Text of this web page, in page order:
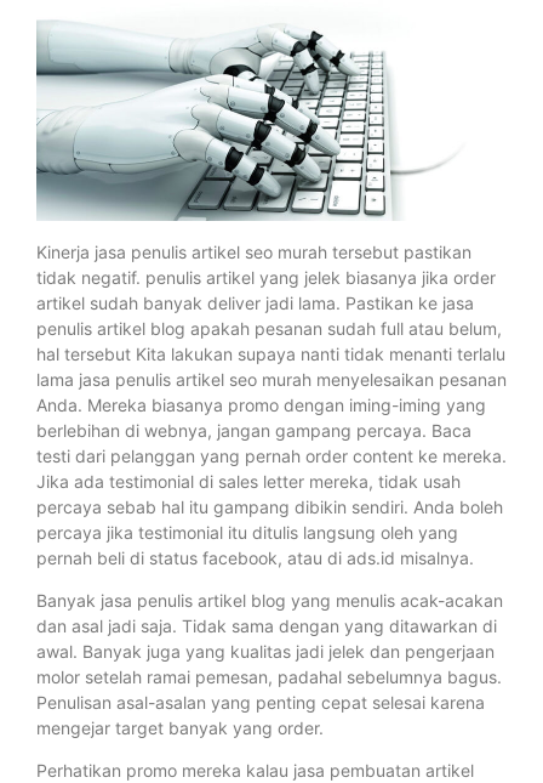
Kinerja jasa penulis artikel seo murah tersebut pastikan
tidak negatif. penulis artikel yang jelek biasanya jika order
artikel sudah banyak deliver jadi lama. Pastikan ke jasa
penulis artikel blog apakah pesanan sudah full atau belum,
hal tersebut Kita lakukan supaya nanti tidak menanti terlalu
lama jasa penulis artikel seo murah menyelesaikan pesanan
Anda. Mereka biasanya promo dengan iming-iming yang
berlebihan di webnya, jangan gampang percaya. Baca
testi dari pelanggan yang pernah order content ke mereka.
Jika ada testimonial di sales letter mereka, tidak usah
percaya sebab hal itu gampang dibikin sendiri. Anda boleh
percaya jika testimonial itu ditulis langsung oleh yang
pernah beli di status facebook, atau di ads.id misalnya.
Banyak jasa penulis artikel blog yang menulis acak-acakan
dan asal jadi saja. Tidak sama dengan yang ditawarkan di
awal. Banyak juga yang kualitas jadi jelek dan pengerjaan
molor setelah ramai pemesan, padahal sebelumnya bagus.
Penulisan asal-asalan yang penting cepat selesai karena
mengejar target banyak yang order.
Perhatikan promo mereka kalau jasa pembuatan artikel